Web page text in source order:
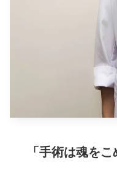
「手術は魂を